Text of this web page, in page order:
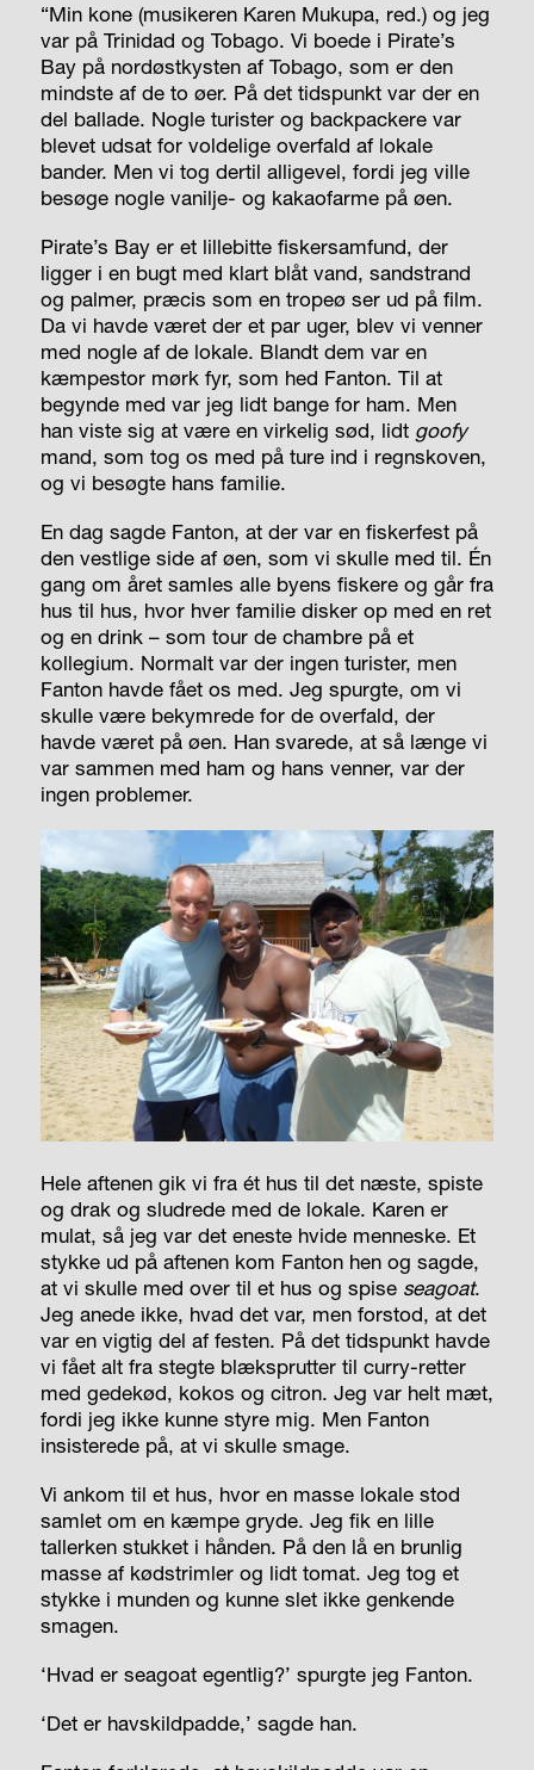
“Min kone (musikeren Karen Mukupa, red.) og jeg
var på Trinidad og Tobago. Vi boede i Pirate’s
Bay på nordøstkysten af Tobago, som er den
mindste af de to øer. På det tidspunkt var der en
del ballade. Nogle turister og backpackere var
blevet udsat for voldelige overfald af lokale
bander. Men vi tog dertil alligevel, fordi jeg ville
besøge nogle vanilje- og kakaofarme på øen.
Pirate’s Bay er et lillebitte fiskersamfund, der
ligger i en bugt med klart blåt vand, sandstrand
og palmer, præcis som en tropeø ser ud på film.
Da vi havde været der et par uger, blev vi venner
med nogle af de lokale. Blandt dem var en
kæmpestor mørk fyr, som hed Fanton. Til at
begynde med var jeg lidt bange for ham. Men
han viste sig at være en virkelig sød, lidt goofy
mand, som tog os med på ture ind i regnskoven,
og vi besøgte hans familie.
En dag sagde Fanton, at der var en fiskerfest på
den vestlige side af øen, som vi skulle med til. Én
gang om året samles alle byens fiskere og går fra
hus til hus, hvor hver familie disker op med en ret
og en drink – som tour de chambre på et
kollegium. Normalt var der ingen turister, men
Fanton havde fået os med. Jeg spurgte, om vi
skulle være bekymrede for de overfald, der
havde været på øen. Han svarede, at så længe vi
var sammen med ham og hans venner, var der
ingen problemer.
Hele aftenen gik vi fra ét hus til det næste, spiste
og drak og sludrede med de lokale. Karen er
mulat, så jeg var det eneste hvide menneske. Et
stykke ud på aftenen kom Fanton hen og sagde,
at vi skulle med over til et hus og spise seagoat.
Jeg anede ikke, hvad det var, men forstod, at det
var en vigtig del af festen. På det tidspunkt havde
vi fået alt fra stegte blæksprutter til curry-retter
med gedekød, kokos og citron. Jeg var helt mæt,
fordi jeg ikke kunne styre mig. Men Fanton
insisterede på, at vi skulle smage.
Vi ankom til et hus, hvor en masse lokale stod
samlet om en kæmpe gryde. Jeg fik en lille
tallerken stukket i hånden. På den lå en brunlig
masse af kødstrimler og lidt tomat. Jeg tog et
stykke i munden og kunne slet ikke genkende
smagen.
‘Hvad er seagoat egentlig?’ spurgte jeg Fanton.
‘Det er havskildpadde,’ sagde han.